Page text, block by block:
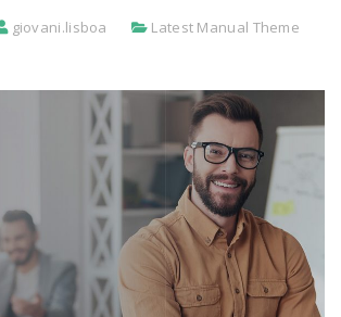
giovani.lisboa
Latest Manual Theme